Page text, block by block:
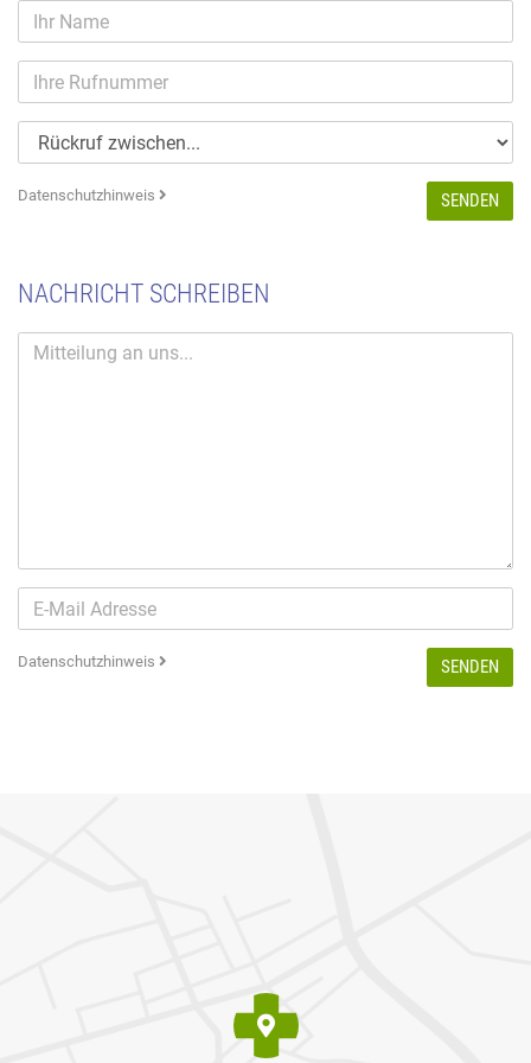
Datenschutzhinweis SENDEN
NACHRICHT SCHREIBEN
Datenschutzhinweis SENDEN